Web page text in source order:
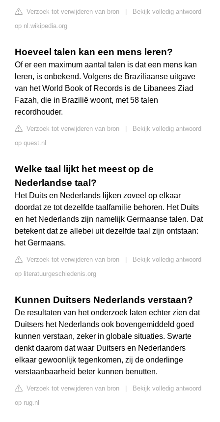
Verzoek tot verwijderen van bron
Bekijk volledig antwoord
op nl.wikipedia.org
Hoeveel talen kan een mens leren?
Of er een maximum aantal talen is dat een mens kan
leren, is onbekend. Volgens de Braziliaanse uitgave
van het World Book of Records is de Libanees Ziad
Fazah, die in Brazilië woont, met 58 talen
recordhouder.
Verzoek tot verwijderen van bron
Bekijk volledig antwoord
op quest.nl
Welke taal lijkt het meest op de
Nederlandse taal?
Het Duits en Nederlands lijken zoveel op elkaar
doordat ze tot dezelfde taalfamilie behoren. Het Duits
en het Nederlands zijn namelijk Germaanse talen. Dat
betekent dat ze allebei uit dezelfde taal zijn ontstaan:
het Germaans.
Verzoek tot verwijderen van bron
Bekijk volledig antwoord
op literatuurgeschiedenis.org
Kunnen Duitsers Nederlands verstaan?
De resultaten van het onderzoek laten echter zien dat
Duitsers het Nederlands ook bovengemiddeld goed
kunnen verstaan, zeker in globale situaties. Swarte
denkt daarom dat waar Duitsers en Nederlanders
elkaar gewoonlijk tegenkomen, zij de onderlinge
verstaanbaarheid beter kunnen benutten.
Verzoek tot verwijderen van bron
Bekijk volledig antwoord
op rug.nl